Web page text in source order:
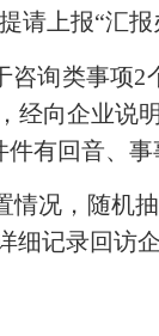
请上报“汇报
咨询类事项2
经向企业说
有回音、事
况，随机
细记录回访